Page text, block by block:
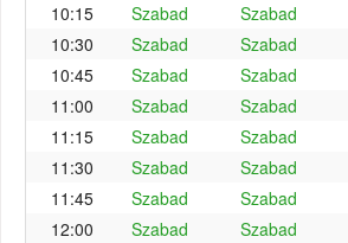
10:15
Szabad Szabad
10:30
Szabad Szabad
10:45
Szabad Szabad
11:00
Szabad Szabad
11:15
Szabad Szabad
11:30
Szabad Szabad
11:45
Szabad Szabad
12:00
Szabad Szabad